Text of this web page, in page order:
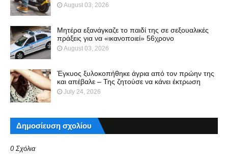
August 03, 2026
Μητέρα εξανάγκαζε το παιδί της σε σεξουαλικές
πράξεις για να «ικανοποιεί» 56χρονο
August 03, 2026
Έγκυος ξυλοκοπήθηκε άγρια από τον πρώην της
και απέβαλε – Της ζητούσε να κάνει έκτρωση
July 24, 2026
Δημοσίευση σχολίου
0 Σχόλια